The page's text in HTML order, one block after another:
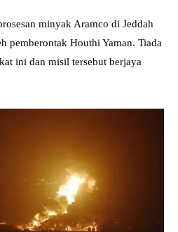
minyak Aramco di Jeddah
pemberontak Houthi Yaman. Tiada
ini dan misil tersebut berjaya